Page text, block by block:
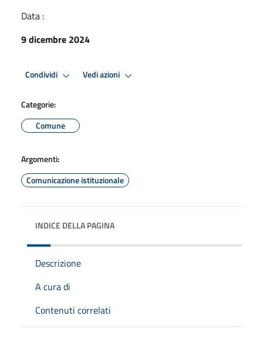
Data :
9 dicembre 2024
Condividi Vedi azioni
Categorie:
Comune
Argomenti:
Comunicazione istituzionale
INDICE DELLA PAGINA
Descrizione
A cura di
Contenuti correlati